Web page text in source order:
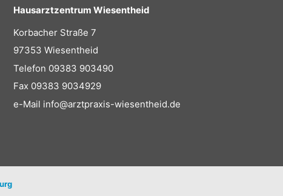
Hausarztzentrum Wiesentheid
Korbacher Straße 7
97353 Wiesentheid
Telefon 09383 903490
Fax 09383 9034929
e-Mail info@arztpraxis-wiesentheid.de